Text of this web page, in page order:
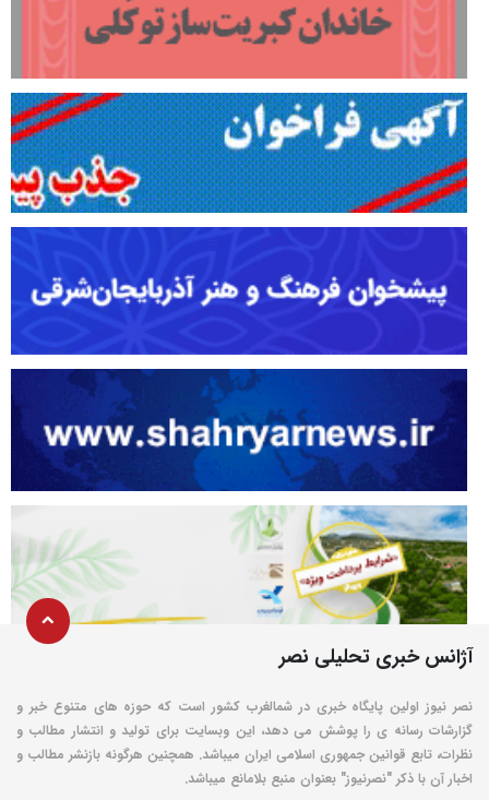
آژانس خبری تحلیلی نصر
نصر نیوز اولین پایگاه خبری در شمالغرب کشور است که حوزه های متنوع خبر و
گزارشات رسانه ی را پوشش می دهد، این وبسایت برای تولید و انتشار مطالب و
نظرات، تابع قوانین جمهوری اسلامی ایران میباشد. همچنین هرگونه بازنشر مطالب و
اخبار آن با ذکر "نصرنیوز" بعنوان منبع بلامانع میباشد.